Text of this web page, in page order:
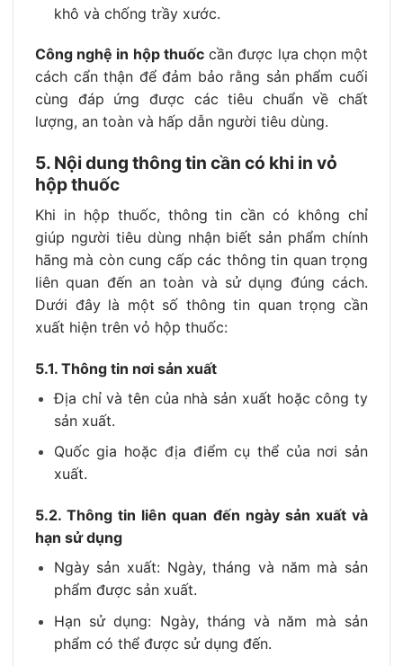
khô và chống trầy xước.
Công nghệ in hộp thuốccần được lựa chọn một
cách cẩn thận để đảm bảo rằng sản phẩm cuối
cùng đáp ứng được các tiêu chuẩn về chất
lượng, an toàn và hấp dẫn người tiêu dùng.
5. Nội dung thông tin cần có khi in vỏ
hộp thuốc
Khi in hộp thuốc, thông tin cần có không chỉ
giúp người tiêu dùng nhận biết sản phẩm chính
hãng mà còn cung cấp các thông tin quan trọng
liên quan đến an toàn và sử dụng đúng cách.
Dưới đây là một số thông tin quan trọng cần
xuất hiện trên vỏ hộp thuốc:
5.1. Thông tin nơi sản xuất
Địa chỉ và tên của nhà sản xuất hoặc công ty
sản xuất.
Quốc gia hoặc địa điểm cụ thể của nơi sản
xuất.
5.2. Thông tin liên quan đến ngày sản xuất và
hạn sử dụng
Ngày sản xuất: Ngày, tháng và năm mà sản
phẩm được sản xuất.
Hạn sử dụng: Ngày, tháng và năm mà sản
phẩm có thể được sử dụng đến.